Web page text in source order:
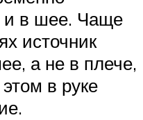
и в шее. Чаще
источник
а не в плече,
в руке